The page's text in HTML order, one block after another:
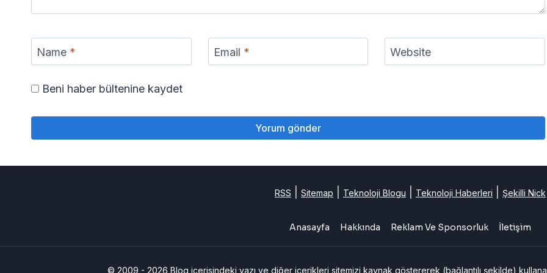
Name * Email * Website
Beni haber bültenine kaydet
RSS Sitemap Teknoloji Blogu Teknoloji Haberleri Şekilli Nick
Anasayfa Hakkında Reklam Ve Sponsorluk İletişim
© 2009 - 2026 Blog içerisindeki yazı ve diğer içerikleri sitemizi kaynak göstererek (bağlantılı şekilde)